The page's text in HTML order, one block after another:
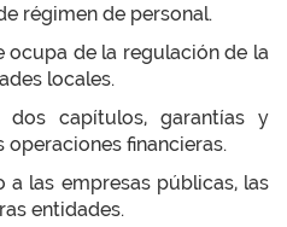
régimen de personal.
ocupa de la regulación de la
locales.
capítulos, garantías y
financieras.
a las empresas públicas, las
entidades.